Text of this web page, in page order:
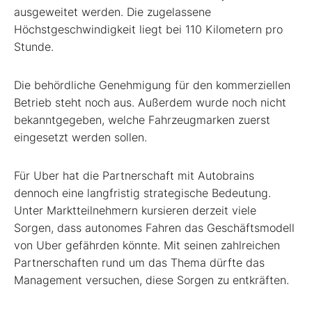
ausgeweitet werden. Die zugelassene
Höchstgeschwindigkeit liegt bei 110 Kilometern pro
Stunde.
Die behördliche Genehmigung für den kommerziellen
Betrieb steht noch aus. Außerdem wurde noch nicht
bekanntgegeben, welche Fahrzeugmarken zuerst
eingesetzt werden sollen.
Für Uber hat die Partnerschaft mit Autobrains
dennoch eine langfristig strategische Bedeutung.
Unter Marktteilnehmern kursieren derzeit viele
Sorgen, dass autonomes Fahren das Geschäftsmodell
von Uber gefährden könnte. Mit seinen zahlreichen
Partnerschaften rund um das Thema dürfte das
Management versuchen, diese Sorgen zu entkräften.